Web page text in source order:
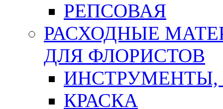
РЕПСОВАЯ
РАСХОДНЫЕ
ДЛЯ ФЛОРИСТОВ
ИНСТРУМЕНТЫ,
КРАСКА